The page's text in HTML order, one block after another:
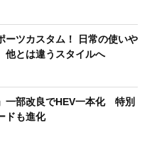
ーツカスタム！ 日常の使いや
他とは違うスタイルへ
一部改良でHEV一本化 特別
ドも進化